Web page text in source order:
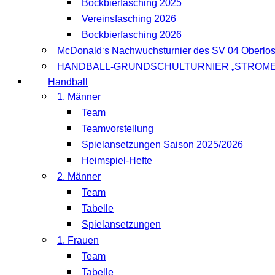
Bockbierfasching 2025
Vereinsfasching 2026
Bockbierfasching 2026
McDonald‘s Nachwuchsturnier des SV 04
HANDBALL-GRUNDSCHULTURNIER
Handball
1. Männer
Team
Teamvorstellung
Spielansetzungen Saison 2025/2026
Heimspiel-Hefte
2. Männer
Team
Tabelle
Spielansetzungen
1. Frauen
Team
Tabelle